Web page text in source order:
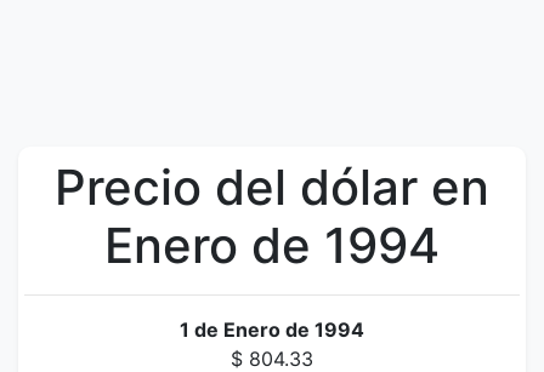
Precio del dólar en
Enero de 1994
1 de Enero de 1994
$ 804.33